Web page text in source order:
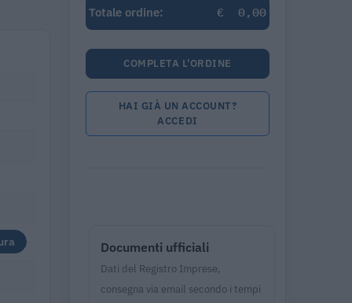
Totale ordine:
€ 0,00
COMPLETA L'ORDINE
HAI GIÀ UN ACCOUNT?
ACCEDI
Documenti ufficiali
Dati del Registro Imprese,
consegna via email secondo i tempi